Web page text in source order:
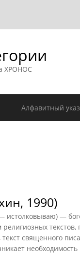
ХРОНОС
Алфавитный
1990)
истолковываю) —
текстов,
священного